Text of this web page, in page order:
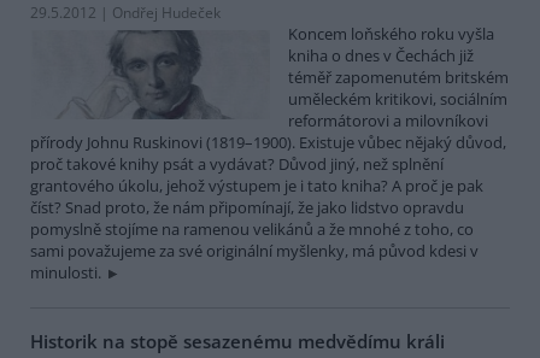
29.5.2012 | Ondřej Hudeček
Koncem loňského roku vyšla
kniha o dnes v Čechách již
téměř zapomenutém britském
uměleckém kritikovi, sociálním
reformátorovi a milovníkovi
přírody Johnu Ruskinovi (1819–1900). Existuje vůbec nějaký důvod,
proč takové knihy psát a vydávat? Důvod jiný, než splnění
grantového úkolu, jehož výstupem je i tato kniha? A proč je pak
číst? Snad proto, že nám připomínají, že jako lidstvo opravdu
pomyslně stojíme na ramenou velikánů a že mnohé z toho, co
sami považujeme za své originální myšlenky, má původ kdesi v
minulosti.
Historik na stopě sesazenému medvědímu králi